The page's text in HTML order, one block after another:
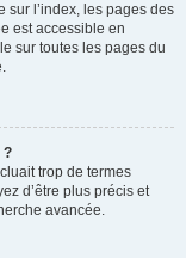
sur l’index, les pages des
est accessible en
sur toutes les pages du
?
trop de termes
d’être plus précis et
avancée.